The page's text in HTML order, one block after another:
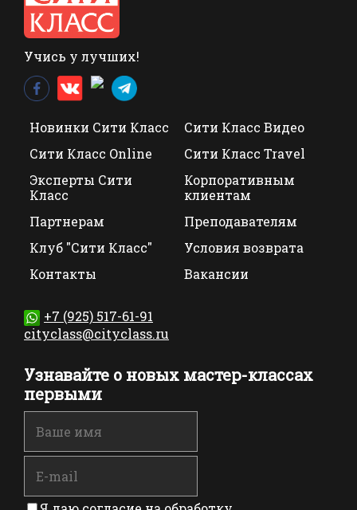
Учись у лучших!
Новинки Сити Класс
Сити Класс Видео
Сити Класс Online
Сити Класс Travel
Эксперты Сити
Класс
Корпоративным
клиентам
Партнерам
Преподавателям
Клуб "Сити Класс"
Условия возврата
Контакты
Вакансии
+7 (925) 517-61-91
cityclass@cityclass.ru
Узнавайте о новых мастер-классах
первыми